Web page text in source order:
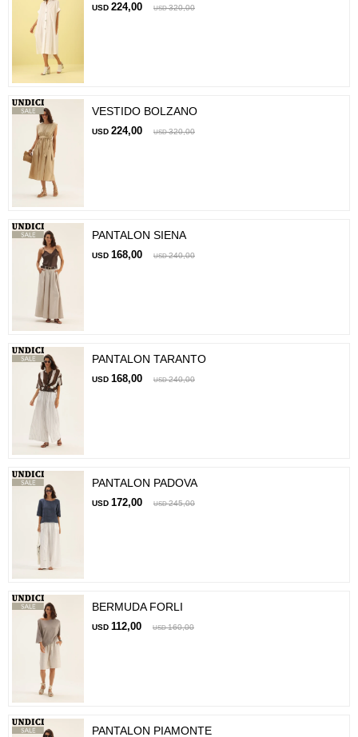
USD 224,00 USD 320,00
VESTIDO BOLZANO
USD 224,00 USD 320,00
PANTALON SIENA
USD 168,00 USD 240,00
PANTALON TARANTO
USD 168,00 USD 240,00
PANTALON PADOVA
USD 172,00 USD 245,00
BERMUDA FORLI
USD 112,00 USD 160,00
PANTALON PIAMONTE